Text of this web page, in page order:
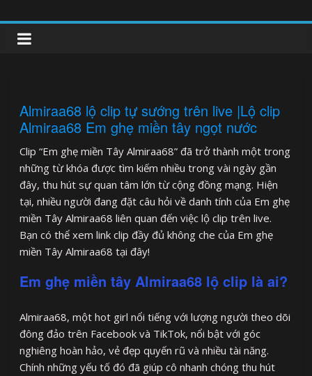
to
content
clipnonglive.com
Almiraa68 lộ clip tự sướng trên live |Lộ clip
Almiraa68 Em ghẹ miền tây ngọt nước
Clip “Em ghẹ miền Tây Almiraa68” đã trở thành một trong
những từ khóa được tìm kiếm nhiều trong vài ngày gần
đây, thu hút sự quan tâm lớn từ cộng đồng mạng. Hiện
tại, nhiều người đang đặt câu hỏi về danh tính của Em ghẹ
miền Tây Almiraa68 liên quan đến việc lộ clip trên live.
Bạn có thể xem link clip đầy đủ không che của Em ghẹ
miền Tây Almiraa68 tại đây!
Em ghẹ miền tây Almiraa68 lộ clip là ai?
Almiraa68, một hot girl nổi tiếng với lượng người theo dõi
đông đảo trên Facebook và TikTok, nổi bật với góc
nghiêng hoàn hảo, vẻ đẹp quyến rũ và nhiều tài năng.
Chính những yếu tố đó đã giúp cô nhanh chóng thu hút